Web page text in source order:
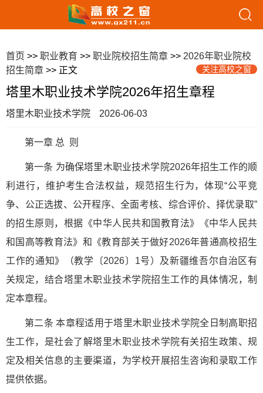
首页 >> 职业教育 >> 职业院校招生简章 >> 2026年职业院校
招生简章 >> 正文 关注高校之窗
塔里木职业技术学院2026年招生章程
塔里木职业技术学院 2026-06-03
第一章 总 则
第一条 为确保塔里木职业技术学院2026年招生工作的顺
利进行，维护考生合法权益，规范招生行为，体现“公平竞
争、公正选拔、公开程序、全面考核、综合评价、择优录取”
的招生原则，根据《中华人民共和国教育法》《中华人民共
和国高等教育法》和《教育部关于做好2026年普通高校招生
工作的通知》（教学〔2026〕1号）及新疆维吾尔自治区有
关规定，结合塔里木职业技术学院招生工作的具体情况，制
定本章程。
第二条 本章程适用于塔里木职业技术学院全日制高职招
生工作，是社会了解塔里木职业技术学院有关招生政策、规
定及相关信息的主要渠道，为学校开展招生咨询和录取工作
提供依据。